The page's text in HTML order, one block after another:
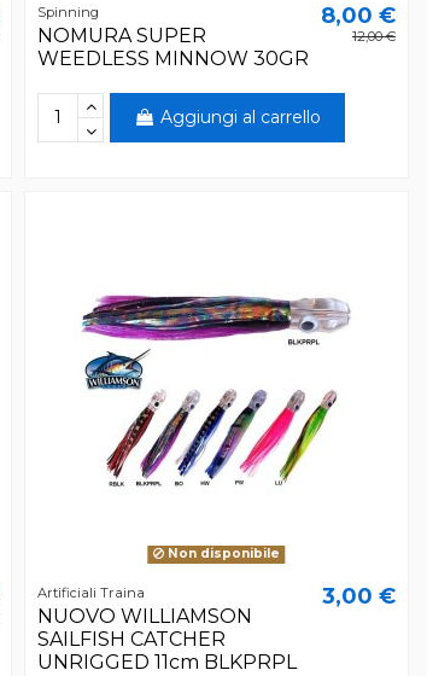
Spinning
NOMURA SUPER
WEEDLESS MINNOW 30GR
8,00 €
12,00 €
Aggiungi al carrello
Non disponibile
Artificiali Traina
NUOVO WILLIAMSON
SAILFISH CATCHER
UNRIGGED 11cm BLKPRPL
3,00 €